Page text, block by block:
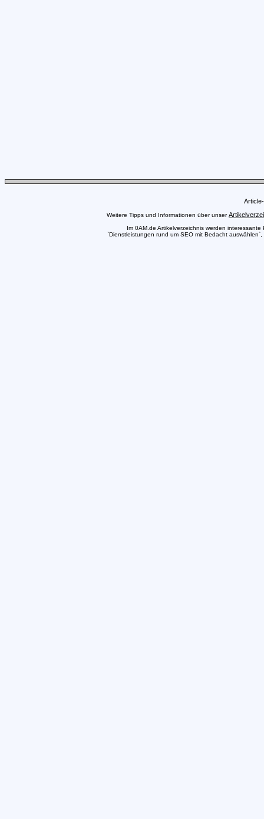
Weitere Tipps und Informationen über unser
Im 0AM.de Artikelverzeichnis werden
`Dienstleistungen rund um SEO mit Bedacht